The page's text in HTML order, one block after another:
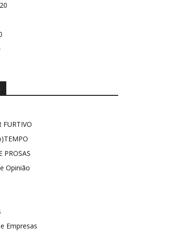
FURTIVO
PROSAS
Opinião
Empresas